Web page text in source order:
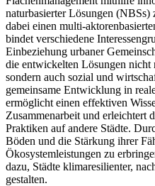
naturbasierter Lösungen
dabei einen multi-
bindet verschiedene
Einbeziehung urbaner
die entwickelten Lösungen
sondern auch sozial und
gemeinsame Entwicklung in
ermöglicht einen effektiven
Zusammenarbeit und erleichtert
Praktiken auf andere Städte.
Böden und die Stärkung ihrer
Ökosystemleistungen zu
dazu, Städte klimaresilienter,
gestalten.